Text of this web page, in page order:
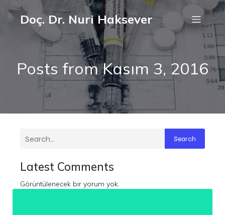
Doç. Dr. Nuri Haksever
Posts from Kasım 3, 2016
Search
Latest Comments
Görüntülenecek bir yorum yok.